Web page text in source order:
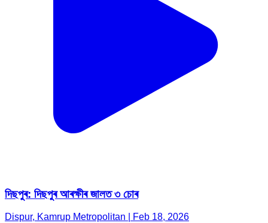
দিছপুৰ: দিছপুৰ আৰক্ষীৰ জালত ৩ চোৰ
Dispur, Kamrup Metropolitan | Feb 18, 2026